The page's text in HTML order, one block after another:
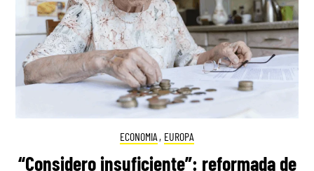
ECONOMIA , EUROPA
“Considero insuficiente”: reformada de